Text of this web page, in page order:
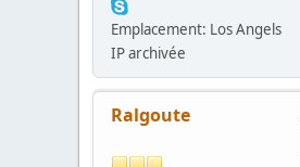
Emplacement: Los Angels
IP archivée
Ralgoute